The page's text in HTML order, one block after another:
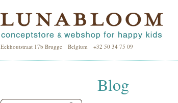
Eekhoutstraat 17b Brugge Belgium +32 50 34 75 09
Blog